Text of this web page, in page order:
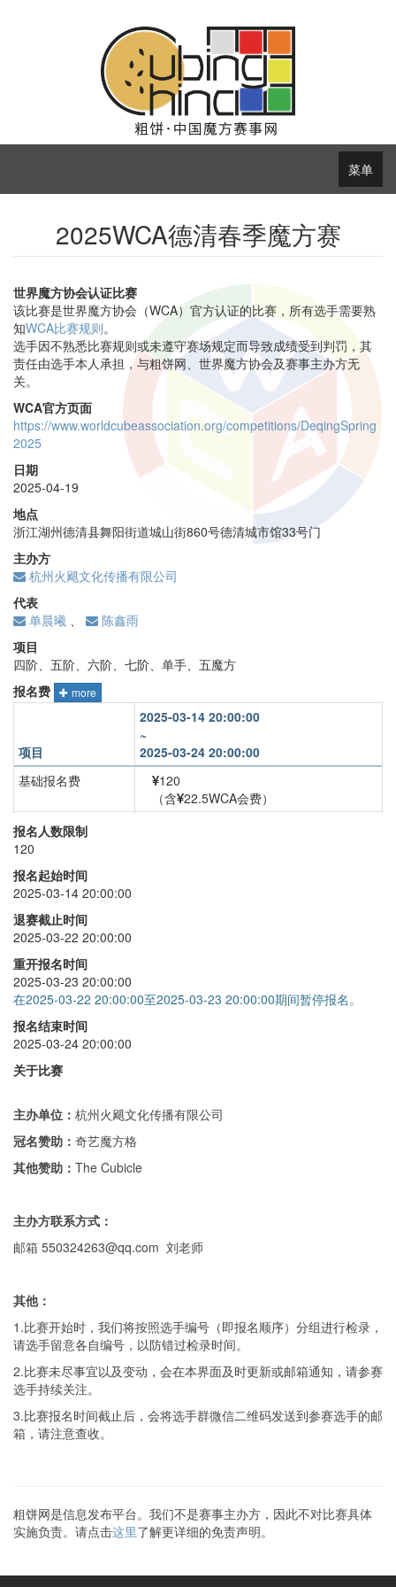
菜单
2025WCA德清春季魔方赛
世界魔方协会认证比赛
该比赛是世界魔方协会（WCA）官方认证的比赛，所有选手需要熟
知WCA比赛规则。
选手因不熟悉比赛规则或未遵守赛场规定而导致成绩受到判罚，其
责任由选手本人承担，与粗饼网、世界魔方协会及赛事主办方无
关。
WCA官方页面
https://www.worldcubeassociation.org/competitions/DeqingSpring
2025
日期
2025-04-19
地点
浙江湖州德清县舞阳街道城山街860号德清城市馆33号门
主办方
杭州火飓文化传播有限公司
代表
单晨曦
陈鑫雨
项目
四阶、五阶、六阶、七阶、单手、五魔方
报名费
more
项目
2025-03-14 20:00:00
~
2025-03-24 20:00:00
基础报名费
120
（含 22.5WCA会费）
四阶
六阶
七阶
单手
五魔方
报名人数限制
120
报名起始时间
2025-03-14 20:00:00
退赛截止时间
2025-03-22 20:00:00
重开报名时间
2025-03-23 20:00:00
在2025-03-22 20:00:00至2025-03-23 20:00:00期间暂停报名。
报名结束时间
2025-03-24 20:00:00
关于比赛
主办单位： 杭州火飓文化传播有限公司
冠名赞助： 奇艺魔方格
其他赞助： The Cubicle
主办方联系方式：
邮箱 550324263@qq.com 刘老师
其他：
1.比赛开始时，我们将按照选手编号（即报名顺序） 分组进行检录，
请选手留意各自编号，以防错过检录时间。
2.比赛未尽事宜以及变动，会在本界面及时更新或邮箱通知，请参赛
选手持续关注。
3.比赛报名时间截止后，会将选手群微信二维码发送到参赛选手的邮
箱，请注意查收。
粗饼网是信息发布平台。我们不是赛事主办方，因此不对比赛具体
实施负责。请点击这里了解更详细的免责声明。